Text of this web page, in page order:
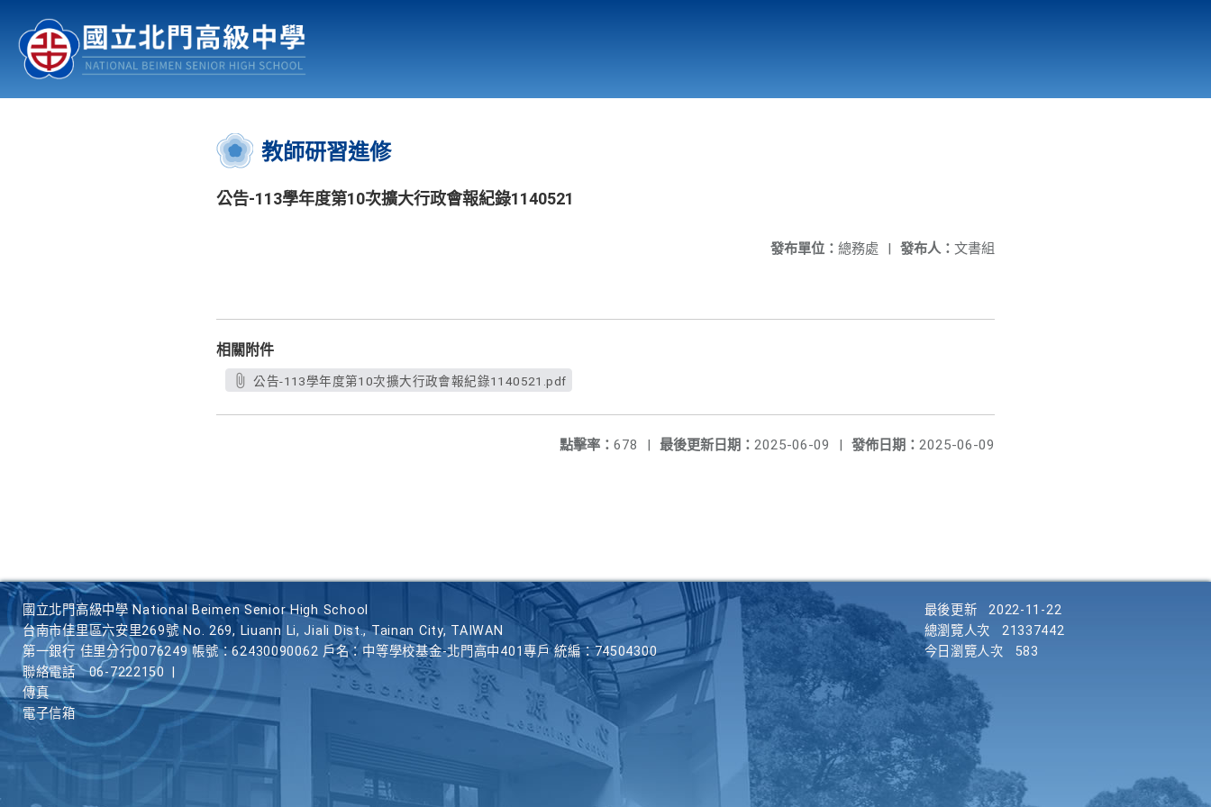
認識北中 行事曆
:::
教師研習進修
公告-113學年度第10次擴大行政會報紀錄1140521
發布人： 文書組
發布單位： 總務處 |
相關附件
公告-113學年度第10次擴大行政會報紀錄1140521.pdf
發佈日期： 2025-06-09
最後更新日期： 2025-06-09 |
點擊率： 678 |
國立北門高級中學 National Beimen Senior High School
台南市佳里區六安里269號 No. 269, Liuann Li, Jiali Dist., Tainan City, TAIWAN
第一銀行 佳里分行0076249 帳號：62430090062 戶名：中等學校基金-北門高中401專戶 統編：74504300
聯絡電話
06-7222150
傳真
電子信箱
最後更新
2022-11-22
總瀏覽人次
21337442
今日瀏覽人次
583